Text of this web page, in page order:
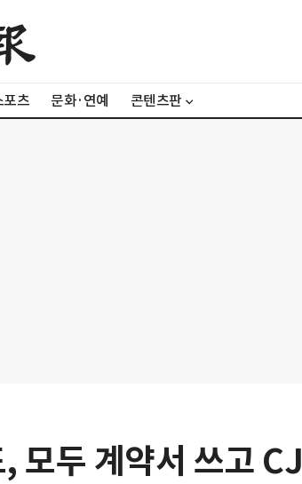
포츠 문화·연예 콘텐츠판
모두 계약서 쓰고 CJ